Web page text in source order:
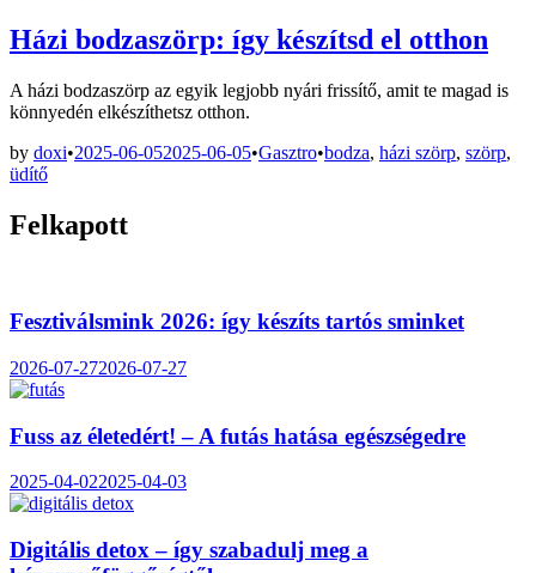
Házi bodzaszörp: így készítsd el otthon
A házi bodzaszörp az egyik legjobb nyári frissítő, amit te magad is
könnyedén elkészíthetsz otthon.
by doxi•2025-06-052025-06-05•Posted
Gasztro•bodza, házi szörp, szörp,
üdítő
Felkapott
Fesztiválsmink 2026: így készíts tartós sminket
2026-07-272026-07-27
Fuss az életedért! – A futás hatása egészségedre
2025-04-022025-04-03
Digitális detox – így szabadulj meg a